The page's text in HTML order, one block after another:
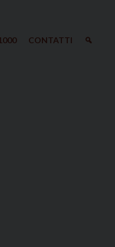
CONTATTI